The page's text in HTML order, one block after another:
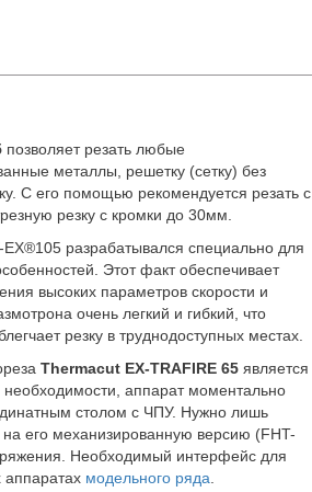
позволяет резать любые
металлы, решетку (сетку) без
С его помощью рекомендуется резать с
резку с кромки до 30мм.
разрабатывался специально для
Этот факт обеспечивает
высоких параметров скорости и
очень легкий и гибкий, что
резку в труднодоступных местах.
Thermacut EX-TRAFIRE 65 является
аппарат моментально
столом с ЧПУ. Нужно лишь
его механизированную версию (FHT-
Необходимый интерфейс для
аппаратах модельного ряда